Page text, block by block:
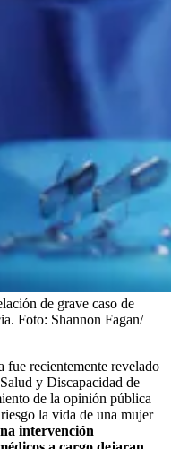
de grave caso de
Foto: Shannon Fagan/
fue recientemente revelado
y Discapacidad de
de la opinión pública
la vida de una mujer
intervención